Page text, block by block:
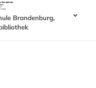
Brandenburg,